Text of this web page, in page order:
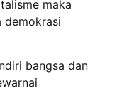
maka
demokrasi
bangsa dan